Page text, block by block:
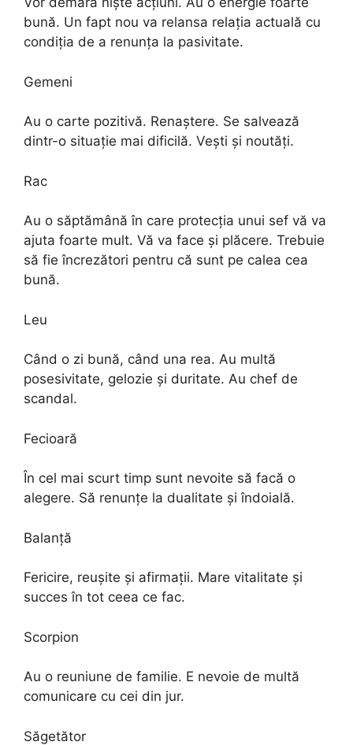
bună. Un fapt nou va relansa relaţia actuală cu
condiţia de a renunţa la pasivitate.
Gemeni
Au o carte pozitivă. Renaştere. Se salvează
dintr-o situaţie mai dificilă. Veşti şi noutăţi.
Rac
Au o săptămână în care protecţia unui sef vă va
ajuta foarte mult. Vă va face şi plăcere. Trebuie
să fie încrezători pentru că sunt pe calea cea
bună.
Leu
Când o zi bună, când una rea. Au multă
posesivitate, gelozie şi duritate. Au chef de
scandal.
Fecioară
În cel mai scurt timp sunt nevoite să facă o
alegere. Să renunţe la dualitate şi îndoială.
Balanţă
Fericire, reuşite şi afirmaţii. Mare vitalitate şi
succes în tot ceea ce fac.
Scorpion
Au o reuniune de familie. E nevoie de multă
comunicare cu cei din jur.
Săgetător